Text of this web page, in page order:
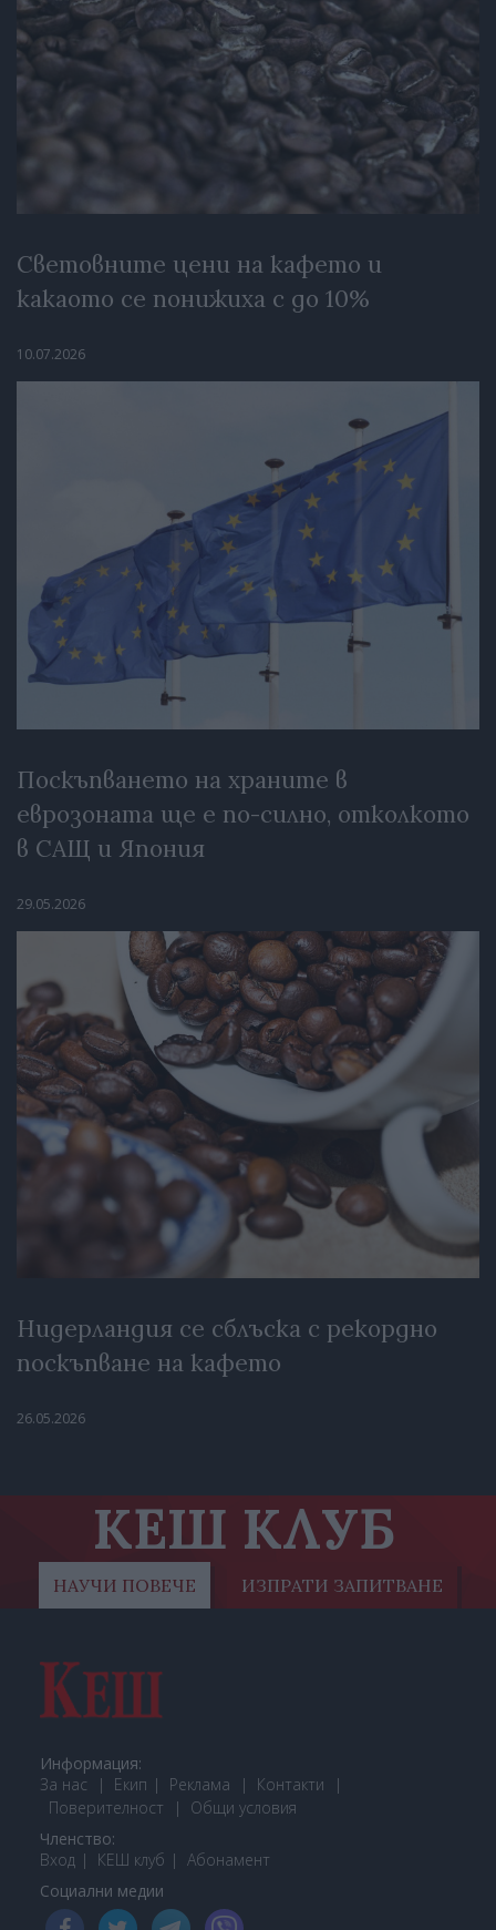
Световните цени на кафето и
какаото се понижиха с до 10%
10.07.2026
Поскъпването на храните в
еврозоната ще е по-силно, отколкото
в САЩ и Япония
29.05.2026
Нидерландия се сблъска с рекордно
поскъпване на кафето
26.05.2026
КЕШ КЛУБ
НАУЧИ ПОВЕЧЕ ИЗПРАТИ ЗАПИТВАНЕ
Информация:
За нас
Екип Реклама
Контакти
Поверителност
Общи условия
Членство:
Вход
КЕШ клуб Абонамент
Социални медии